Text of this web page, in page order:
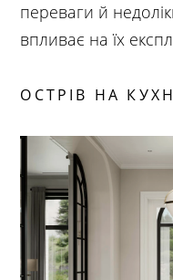
переваги й
впливає на їх
ОСТРІВ НА